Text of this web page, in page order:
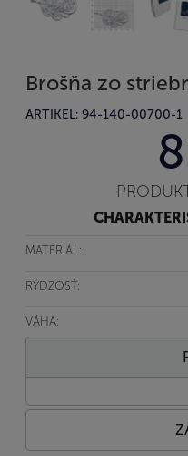
Brošňa zo
ARTIKEL: 94-140-00700-1
MATERIÁL:
RÝDZOSŤ:
VÁHA: